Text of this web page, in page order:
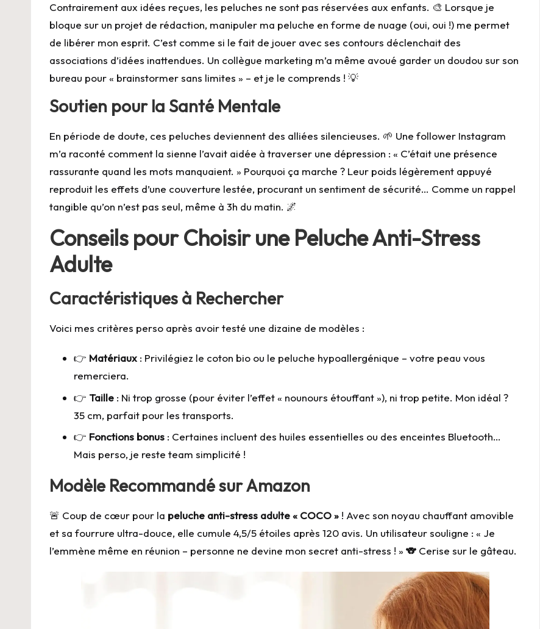
Contrairement aux idées reçues, les peluches ne sont pas réservées aux enfants. 🎨 Lorsque je
bloque sur un projet de rédaction, manipuler ma peluche en forme de nuage (oui, oui !) me permet
de libérer mon esprit. C’est comme si le fait de jouer avec ses contours déclenchait des
associations d’idées inattendues. Un collègue marketing m’a même avoué garder un doudou sur son
bureau pour « brainstormer sans limites » – et je le comprends ! 💡
Soutien pour la Santé Mentale
En période de doute, ces peluches deviennent des alliées silencieuses. 🌱 Une follower Instagram
m’a raconté comment la sienne l’avait aidée à traverser une dépression : « C’était une présence
rassurante quand les mots manquaient. » Pourquoi ça marche ? Leur poids légèrement appuyé
reproduit les effets d’une couverture lestée, procurant un sentiment de sécurité… Comme un rappel
tangible qu’on n’est pas seul, même à 3h du matin. 🌌
Conseils pour Choisir une Peluche Anti-Stress
Adulte
Caractéristiques à Rechercher
Voici mes critères perso après avoir testé une dizaine de modèles :
👉 Matériaux : Privilégiez le coton bio ou le peluche hypoallergénique – votre peau vous
remerciera.
👉 Taille : Ni trop grosse (pour éviter l’effet « nounours étouffant »), ni trop petite. Mon idéal ?
35 cm, parfait pour les transports.
👉 Fonctions bonus : Certaines incluent des huiles essentielles ou des enceintes Bluetooth…
Mais perso, je reste team simplicité !
Modèle Recommandé sur Amazon
🚨 Coup de cœur pour la peluche anti-stress adulte « COCO » ! Avec son noyau chauffant amovible
et sa fourrure ultra-douce, elle cumule 4,5/5 étoiles après 120 avis. Un utilisateur souligne : « Je
l’emmène même en réunion – personne ne devine mon secret anti-stress ! » 🐨 Cerise sur le gâteau.